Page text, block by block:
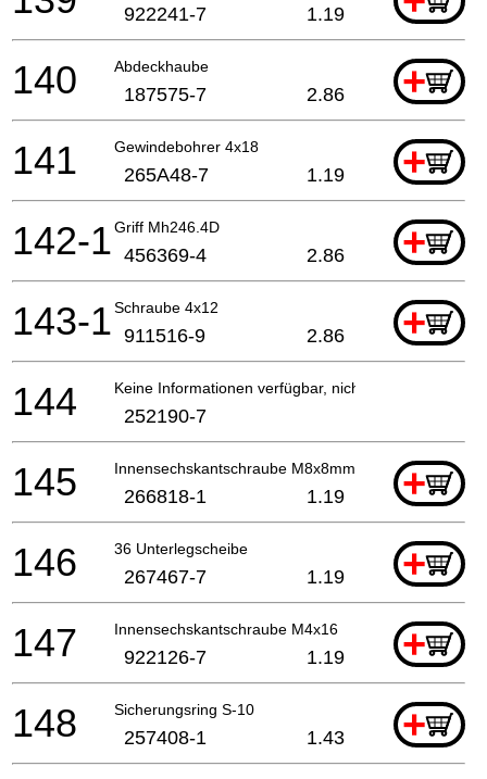
922241-7 1.19
Abdeckhaube +
140 187575-7 2.86
Gewindebohrer 4x18 +
141 265A48-7 1.19
Griff Mh246.4D +
142-1 456369-4 2.86
Schraube 4x12 +
143-1 911516-9 2.86
Keine Informationen verfügbar, nicht bestellbar
144 252190-7
Innensechskantschraube M8x8mm +
145 266818-1 1.19
36 Unterlegscheibe +
146 267467-7 1.19
Innensechskantschraube M4x16 +
147 922126-7 1.19
Sicherungsring S-10 +
148 257408-1 1.43